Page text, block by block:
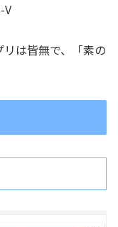
V
は皆無で、「素の